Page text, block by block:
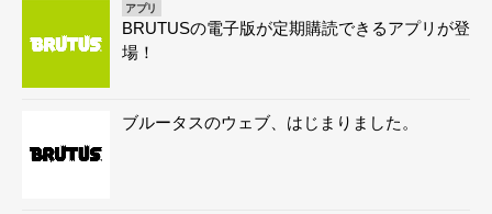
アプリ
BRUTUSの電子版が定期購読できるアプリが登
場！
ブルータスのウェブ、はじまりました。